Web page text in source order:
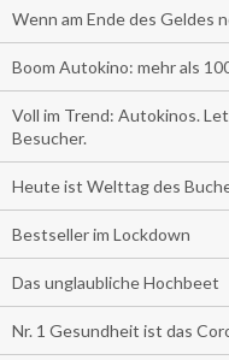
Wenn am Ende des Geldes
Boom Autokino: mehr als
Voll im Trend: Autokinos.
Besucher.
Heute ist Welttag des
Bestseller im Lockdown
Das unglaubliche Hochbeet
Nr. 1 Gesundheit ist das